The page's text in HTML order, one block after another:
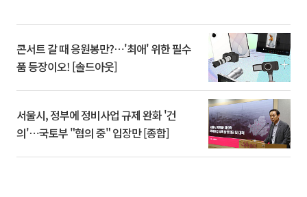
콘서트 갈 때 응원봉만?⋯'최애' 위한 필수
품 등장이오! [솔드아웃]
서울시, 정부에 정비사업 규제 완화 '건
의'⋯국토부 "협의 중" 입장만 [종합]